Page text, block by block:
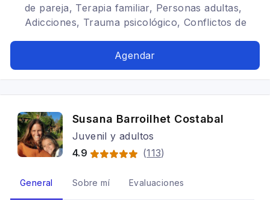
de pareja, Terapia familiar, Personas adultas,
Adicciones, Trauma psicológico, Conflictos de
familiares, Separación y duelo, Relaciones
postraumático, Terapia para la ansiedad,
Burnout
Agendar
Susana Barroilhet Costabal
Juvenil y adultos
4.9
(113)
General Sobre mí Evaluaciones